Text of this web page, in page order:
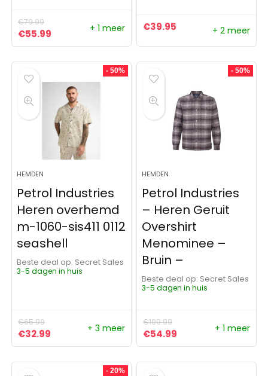
€79.99
Oorspronkelijke prijs was: €79.99.
€55.99 Huidige prijs is: €55.99.
+ 1 meer €39.95 + 2 meer
- 50%
HEMDEN
Petrol Industries
Heren overhemd
m-1060-sis411 0112
seashell
Beste deal op:
Secret Sales
3-5 dagen in huis
€65.99
Oorspronkelijke prijs was: €65.99.
€32.99 Huidige prijs is: €32.99.
+ 3 meer
- 50%
HEMDEN
Petrol Industries
– Heren Geruit
Overshirt
Menominee –
Bruin –
Beste deal op:
Secret Sales
3-5 dagen in huis
€109.99
Oorspronkelijke prijs was:
€54.99 Huidige prijs is:
+ 1 meer
- 20%